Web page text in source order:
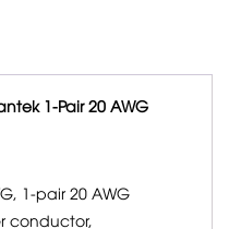
1-Pair 20 AWG
1-pair 20 AWG
conductor,